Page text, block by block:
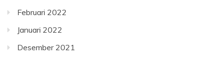
Februari 2022
Januari 2022
Desember 2021